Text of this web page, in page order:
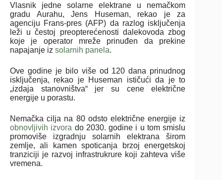
Vlasnik jedne solarne elektrane u nemačkom
gradu Aurahu, Jens Huseman, rekao je za
agenciju Frans-pres (AFP) da razlog isključenja
leži u čestoj preopterećenosti dalekovoda zbog
koje je operator mreže prinuđen da prekine
napajanje iz solarnih panela.
Ove godine je bilo više od 120 dana prinudnog
isključenja, rekao je Huseman ističući da je to
„izdaja stanovništva“ jer su cene električne
energije u porastu.
Nemačka cilja na 80 odsto električne energije iz
obnovljivih izvora do 2030. godine i u tom smislu
promoviše izgradnju solarnih elektrana širom
zemlje, ali kamen spoticanja brzoj energetskoj
tranziciji je razvoj infrastrukrure koji zahteva više
vremena.